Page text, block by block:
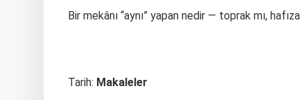
Bir mekânı “aynı” yapan nedir — toprak mı,
Tarih: Makaleler